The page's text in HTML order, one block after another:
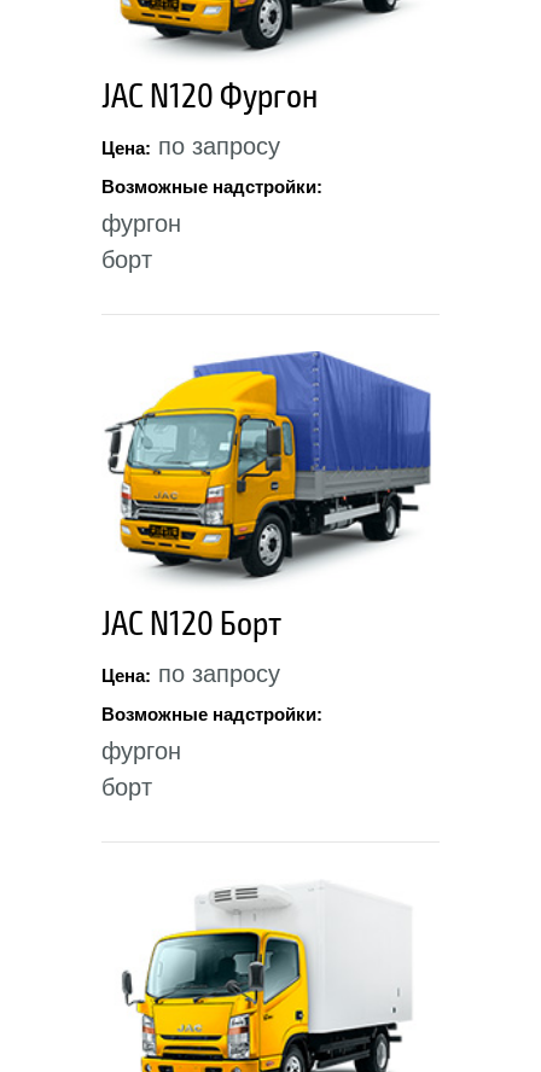
JAC N120 Фургон
Цена: по запросу
Возможные надстройки:
фургон
борт
JAC N120 Борт
Цена: по запросу
Возможные надстройки:
фургон
борт